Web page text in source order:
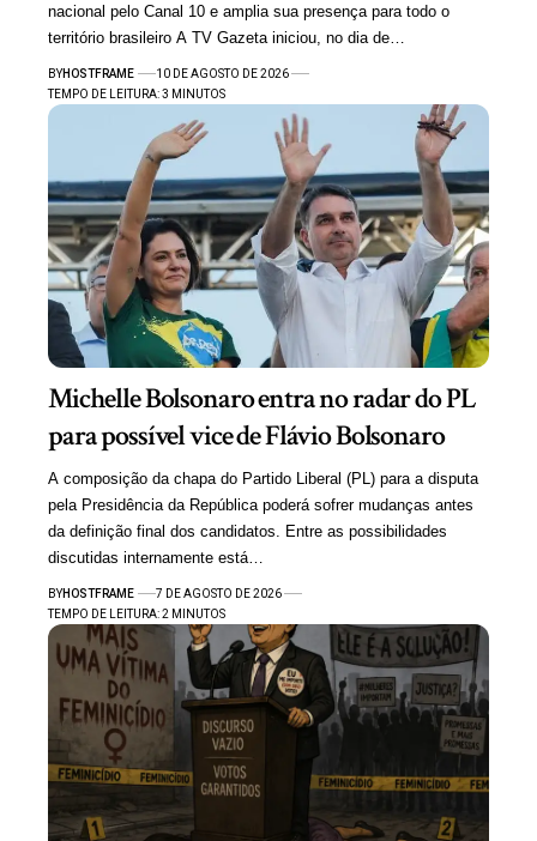
nacional pelo Canal 10 e amplia sua presença para todo o
território brasileiro A TV Gazeta iniciou, no dia de…
BYHOSTFRAME
10 DE AGOSTO DE 2026
TEMPO DE LEITURA: 3 MINUTOS
Michelle Bolsonaro entra no radar do PL
para possível vice de Flávio Bolsonaro
A composição da chapa do Partido Liberal (PL) para a disputa
pela Presidência da República poderá sofrer mudanças antes
da definição final dos candidatos. Entre as possibilidades
discutidas internamente está…
BYHOSTFRAME
7 DE AGOSTO DE 2026
TEMPO DE LEITURA: 2 MINUTOS